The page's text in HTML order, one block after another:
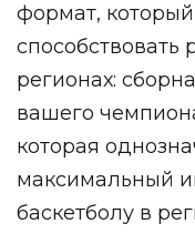
формат,
способствовать
регионах:
вашего
которая
максимальный
баскетболу в